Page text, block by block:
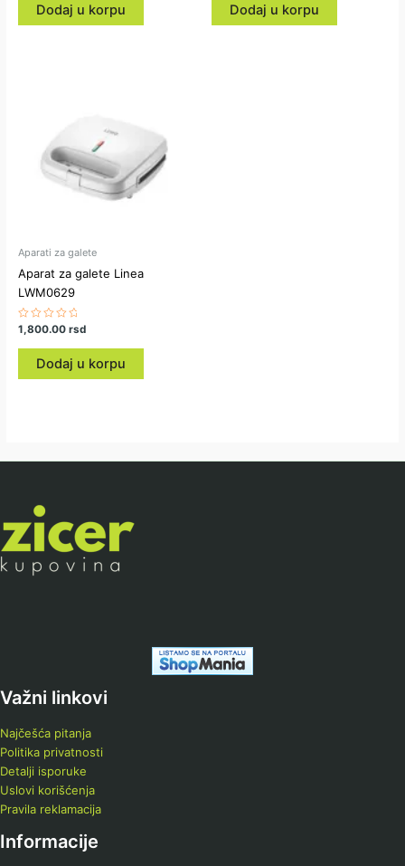
Dodaj u korpu Dodaj u korpu
Aparati za galete
Aparat za galete Linea
LWM0629
Ocenjeno
sa
0
1,800.00rsd
Dodaj u korpu
Važni linkovi
Najčešća pitanja
Politika privatnosti
Detalji isporuke
Uslovi korišćenja
Pravila reklamacija
Informacije